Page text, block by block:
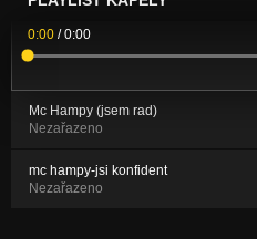
0:00 /0:00
Mc Hampy (jsem rad)
Nezařazeno
mc hampy-jsi konfident
Nezařazeno